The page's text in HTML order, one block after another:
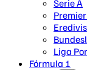
Serie A
Liga
Fórmula 1